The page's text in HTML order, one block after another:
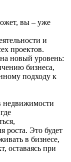
вы – уже
и
проектов.
новый уровень:
бизнеса,
подходу к
недвижимости
роста. Это будет
в бизнесе,
оставаясь при